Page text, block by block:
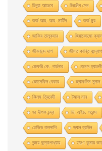
চিনুয়া আচেবে চিরঞ্জীব সেন
জর্জ আর. আর. মার্টিন জর্জ মুর
জাকির তালুকদার জিয়াকোমাে
জীবনানন্দ দাশ জীমত কান্তি
জেফরি কে. গার্ডনার জেমস
জোসেফিন বেকার জ্যাকলিন সুসান
ঝিলম ত্রিবেদী টমাস মান
ডঃ দীপক চন্দ্র ডি. এইচ. লরেন্স
ডেভিড বালদাশি ড্যান ব্রাউন
তন্ময় বন্দ্যোপাধ্যায় তরুণ কুমার